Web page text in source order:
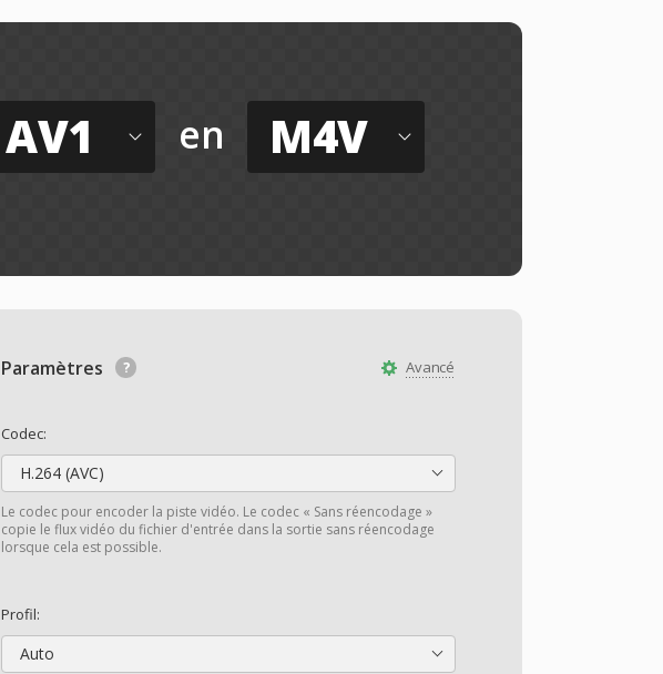
AV1 en M4V
Avancé
Paramètres
Codec:
H.264 (AVC)
Le codec pour encoder la piste vidéo. Le codec « Sans réencodage »
copie le flux vidéo du fichier d'entrée dans la sortie sans réencodage
lorsque cela est possible.
Profil:
Auto